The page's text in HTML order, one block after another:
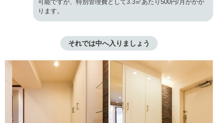
可能ですが、特別管理費として3.3㎡あたり500円/月がかか
ります。
それでは中へ入りましょう